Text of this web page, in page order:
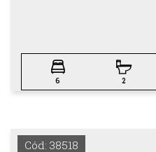
6 2
Cód: 38518